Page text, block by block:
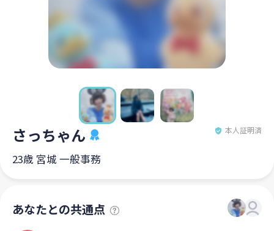
さっちゃん 本人証明済
23歳 宮城 一般事務
あなたとの共通点